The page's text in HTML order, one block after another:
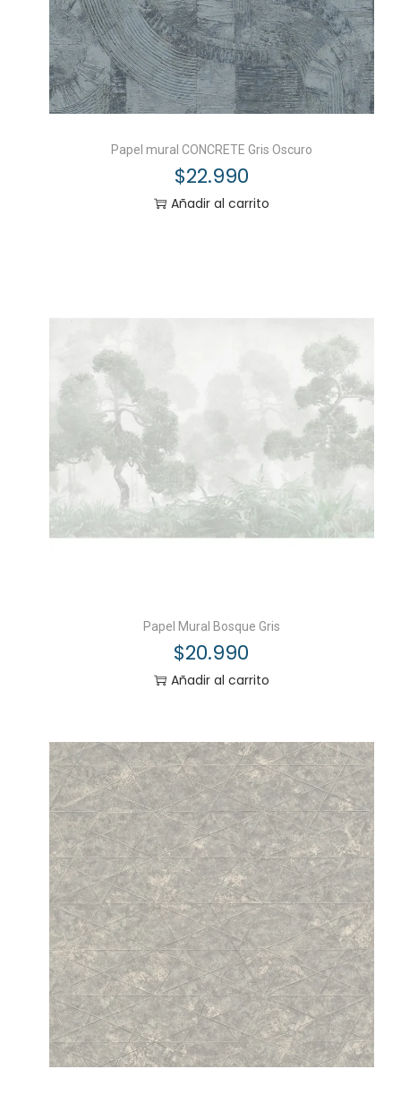
Papel mural CONCRETE Gris Oscuro
$22.990
Añadir al carrito
Papel Mural Bosque Gris
$20.990
Añadir al carrito